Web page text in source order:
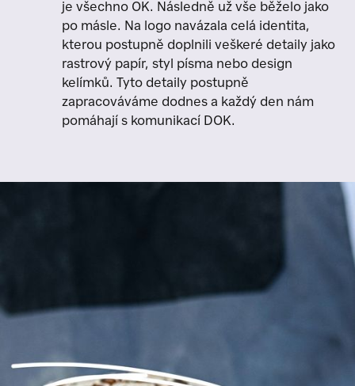
je všechno OK. Následně už vše běželo jako
po másle. Na logo navázala celá identita,
kterou postupně doplnili veškeré detaily jako
rastrový papír, styl písma nebo design
kelímků. Tyto detaily postupně
zapracováváme dodnes a každý den nám
pomáhají s komunikací DOK.